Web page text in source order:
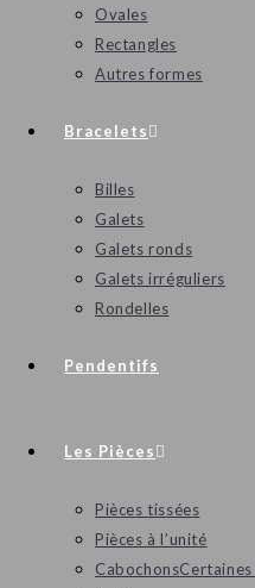
Ovales
Rectangles
Autres formes
Bracelets
Billes
Galets
Galets ronds
Galets irréguliers
Rondelles
Pendentifs
Les Pièces
Pièces tissées
Pièces à l’unité
Cabochons